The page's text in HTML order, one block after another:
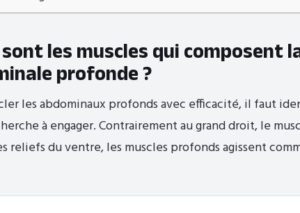
sont les muscles qui composent
profonde ?
les abdominaux profonds avec efficacité, il faut
à engager. Contrairement au grand droit, le
reliefs du ventre, les muscles profonds agissent